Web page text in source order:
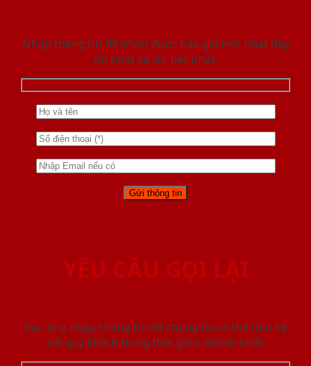
Nhập thông tin để nhận được báo giá mới nhât đầy
đủ nhất và chi tiết nhất.
YÊU CẦU GỌI LẠI
Vui lòng nhập thông tin để chúng tôi có thể liên hệ
với quý khách trong thời gian nhanh nhất.